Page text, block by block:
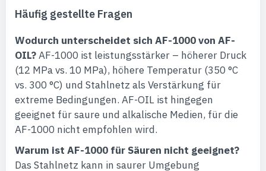
Häufig gestellte Fragen
Wodurch unterscheidet sich AF-1000 von AF-
OIL?AF-1000 ist leistungsstärker – höherer Druck
(12 MPa vs. 10 MPa), höhere Temperatur (350 °C
vs. 300 °C) und Stahlnetz als Verstärkung für
extreme Bedingungen. AF-OIL ist hingegen
geeignet für saure und alkalische Medien, für die
AF-1000 nicht empfohlen wird.
Warum ist AF-1000 für Säuren nicht geeignet?
Das Stahlnetz kann in saurer Umgebung